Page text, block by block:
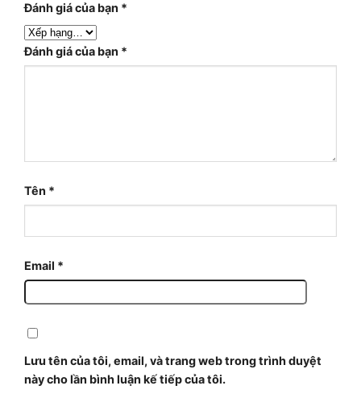
Đánh giá của bạn *
Đánh giá của bạn *
Tên *
Email *
Lưu tên của tôi, email, và trang web trong trình duyệt
này cho lần bình luận kế tiếp của tôi.